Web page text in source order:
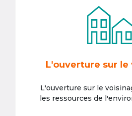
L'ouverture sur le
L'ouverture sur le
les ressources de